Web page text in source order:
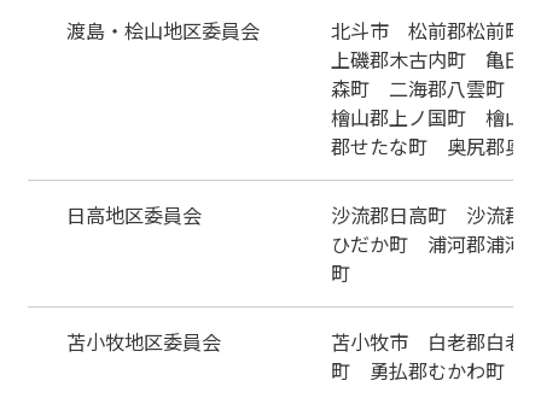
渡島・桧山地区委員会
北斗市 松前郡松前
上磯郡木古内町 亀田
森町 二海郡八雲町
檜山郡上ノ国町 檜山
郡せたな町 奥尻郡奥
日高地区委員会
沙流郡日高町 沙流郡
ひだか町 浦河郡浦河
町
苫小牧地区委員会
苫小牧市 白老郡白老
町 勇払郡むかわ町